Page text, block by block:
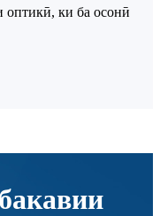
оптикӣ, ки ба осонӣ